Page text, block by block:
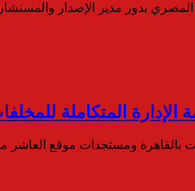
المصري بدور مدير الإصدار
الإدارة المتكاملة
بالقاهرة ومستجدات موقع